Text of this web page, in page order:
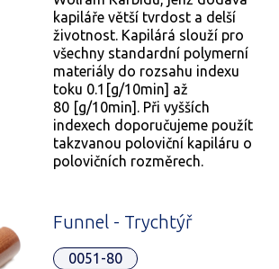
kapiláře větší tvrdost a delší
životnost. Kapilárá slouží pro
všechny standardní polymerní
materiály do rozsahu indexu
toku 0.1[g/10min] až
80 [g/10min]. Při vyšších
indexech doporučujeme použít
takzvanou poloviční kapiláru o
polovičních rozměrech.
Funnel - Trychtýř
0051-80